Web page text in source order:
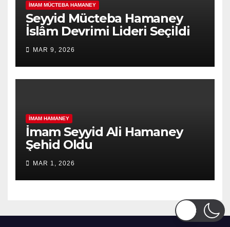
İMAM MÜCTEBA HAMANEY
Seyyid Mücteba Hamaney
İslâm Devrimi Lideri Seçildi
MAR 9, 2026
İMAM HAMANEY
İmam Seyyid Ali Hamaney
Şehid Oldu
MAR 1, 2026